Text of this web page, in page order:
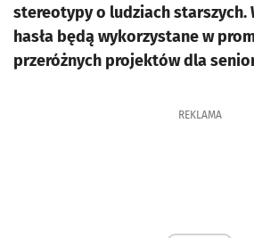
stereotypy o ludziach starszych.
hasła będą wykorzystane w
przeróżnych projektów dla
REKLAMA